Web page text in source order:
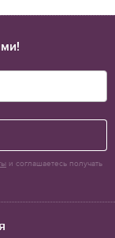
и соглашаетесь получать